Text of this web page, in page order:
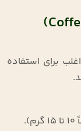
برای استفاده